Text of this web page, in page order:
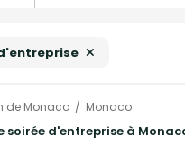
de Monaco Monaco
soirée d'entreprise à